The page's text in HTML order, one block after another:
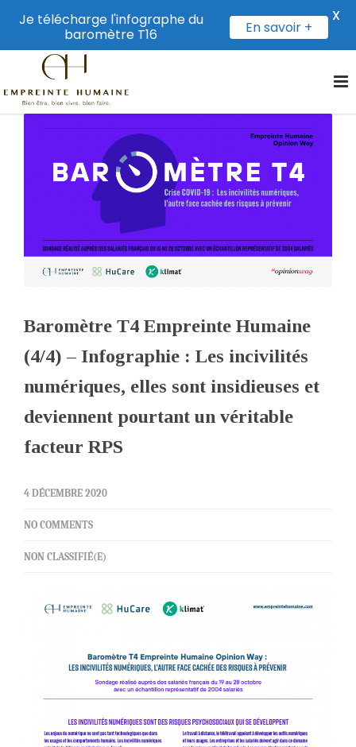
Baromètre T4 Empreinte Humaine
(4/4) – Infographie : Les incivilités
numériques, elles sont insidieuses et
deviennent pourtant un véritable
facteur RPS
4 DÉCEMBRE 2020
NO COMMENTS
NON CLASSIFIÉ(E)
Je télécharge l'infographe du
baromètre T16
En savoir +
X